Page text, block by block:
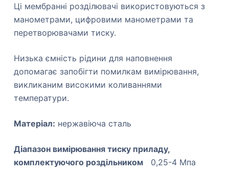
Ці мембранні розділювачі використовуються з
манометрами, цифровими манометрами та
перетворювачами тиску.
Низька ємність рідини для наповнення
допомагає запобігти помилкам вимірювання,
викликаним високими коливаннями
температури.
Матеріал: нержавіюча сталь
Діапазон вимірювання тиску приладу,
комплектуючого роздільником0,25-4 Мпа